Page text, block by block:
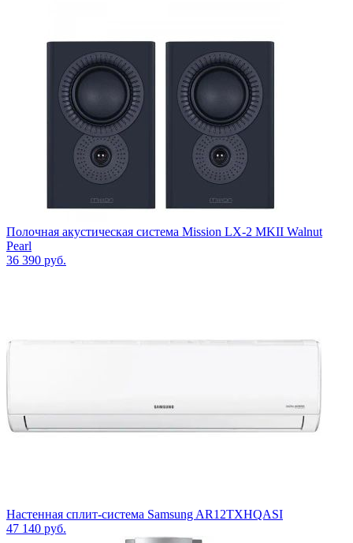
Полочная акустическая система Mission LX-2 MKII Walnut
Pearl
36 390 руб.
Настенная сплит-система Samsung AR12TXHQASI
47 140 руб.